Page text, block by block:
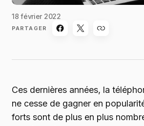
18 février 2022
PARTAGER
Ces dernières années, la
ne cesse de gagner en
forts sont de plus en plus